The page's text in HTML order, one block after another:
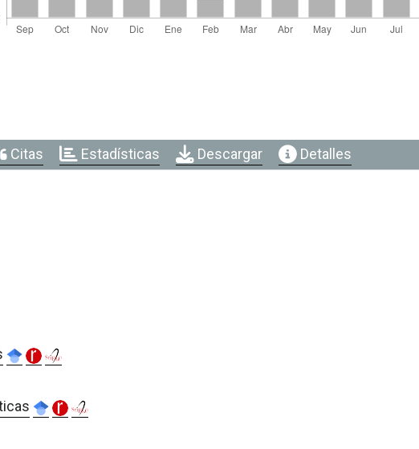
Citas Estadísticas Descargar Detalles